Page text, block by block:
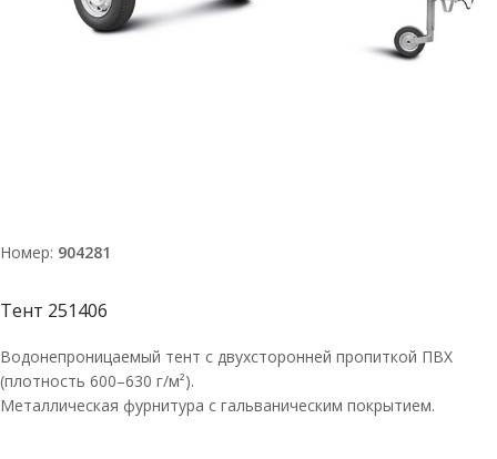
Номер: 904281
Тент 251406
Водонепроницаемый тент с двухсторонней пропиткой ПВХ
(плотность 600–630 г/м²).
Металлическая фурнитура с гальваническим покрытием.